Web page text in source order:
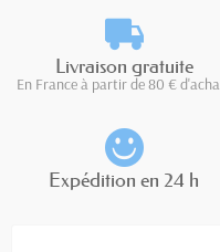
Livraison gratuite
En France à partir de 80 €
Expédition en 24 h